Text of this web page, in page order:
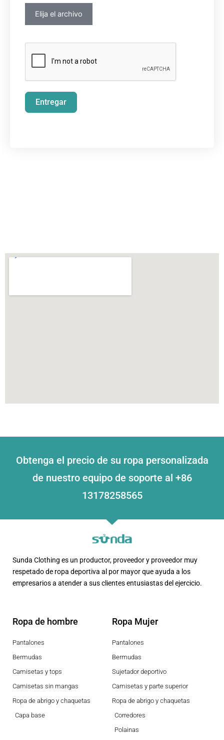
Elija el archivo
Entregar
Obtenga el precio de su ropa personalizada
de nuestro equipo de soporte al +86
13178258565
Sunda Clothing es un productor, proveedor y proveedor muy
respetado de ropa deportiva al por mayor que ayuda a los
empresarios a atender a sus clientes entusiastas del ejercicio.
Ropa de hombre
Pantalones
Bermudas
Camisetas y tops
Camisetas sin mangas
Ropa de abrigo y chaquetas
Capa base
Ropa Mujer
Pantalones
Bermudas
Sujetador deportivo
Camisetas y parte superior
Ropa de abrigo y chaquetas
Corredores
Polainas